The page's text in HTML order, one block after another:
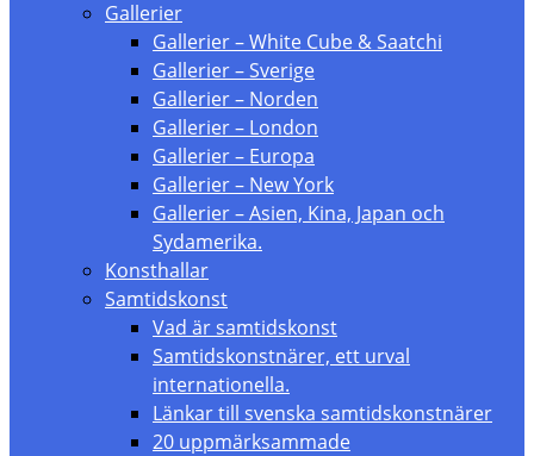
Gallerier
Gallerier – White Cube & Saatchi
Gallerier – Sverige
Gallerier – Norden
Gallerier – London
Gallerier – Europa
Gallerier – New York
Gallerier – Asien, Kina, Japan och
Sydamerika.
Konsthallar
Samtidskonst
Vad är samtidskonst
Samtidskonstnärer, ett urval
internationella.
Länkar till svenska samtidskonstnärer
20 uppmärksammade